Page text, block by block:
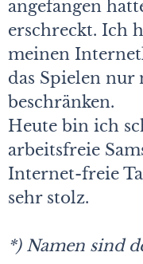
angefangen
erschreckt. Ich
meinen
das Spielen nur
beschränken.
Heute bin ich
arbeitsfreie
Internet-freie
sehr stolz.
*) Namen sind